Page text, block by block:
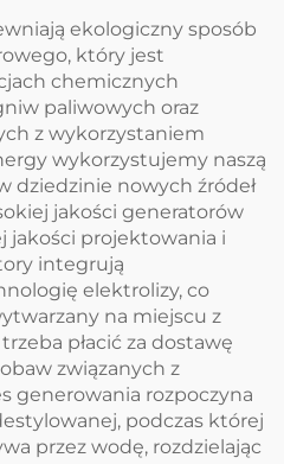
ekologiczny sposób
który jest
chemicznych
paliwowych oraz
z wykorzystaniem
wykorzystujemy naszą
dziedzinie nowych źródeł
jakości generatorów
jakości projektowania i
integrują
elektrolizy, co
na miejscu z
płacić za dostawę
związanych z
generowania rozpoczyna
podczas której
przez wodę, rozdzielając